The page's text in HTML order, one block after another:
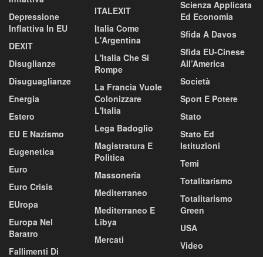
Depressione
Inflattiva In EU
DEXIT
Disuglianze
Disuguaglianze
Energia
Estero
EU E Nazismo
Eugenetica
Euro
Euro Crisis
EUropa
Europa Nel
Baratro
Fallimenti Di
ITALEXIT
Italia Come
L'Argentina
L'Italia Che Si
Rompe
La Francia Vuole
Colonizzare
L'Italia
Lega Badoglio
Magistratura E
Politica
Massoneria
Mediterraneo
Mediterraneo E
Libya
Mercati
Scienza Applicata
Ed Economia
Sfida A Davos
Sfida EU-Cinese
All’America
Società
Sport E Potere
Stato
Stato Ed
Istituzioni
Temi
Totalitarismo
Totalitarismo
Green
USA
Video